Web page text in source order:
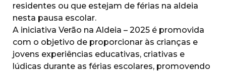
residentes ou que estejam de férias na aldeia
nesta pausa escolar.
A iniciativa Verão na Aldeia – 2025 é promovida
com o objetivo de proporcionar às crianças e
jovens experiências educativas, criativas e
lúdicas durante as férias escolares, promovendo